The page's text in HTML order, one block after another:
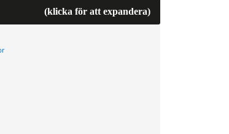
(klicka för att expandera)